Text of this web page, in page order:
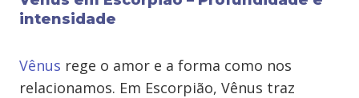
intensidade
Vênus rege o amor e a forma como nos
relacionamos. Em Escorpião, Vênus traz